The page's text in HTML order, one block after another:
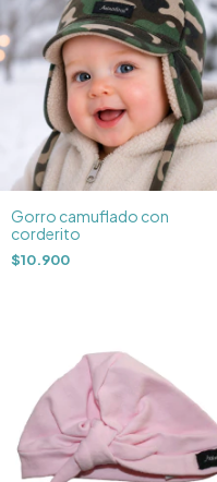
Gorro camuflado con
corderito
$10.900